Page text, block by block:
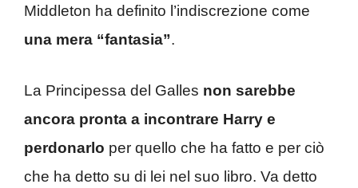
Middleton ha definito l’indiscrezione come
una mera “fantasia”.
La Principessa del Galles non sarebbe
ancora pronta a incontrare Harry e
perdonarlo per quello che ha fatto e per ciò
che ha detto su di lei nel suo libro. Va detto